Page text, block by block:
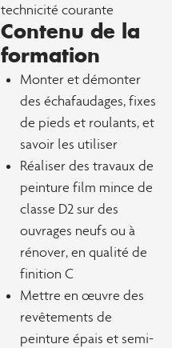
technicité courante
Contenu de la
formation
Monter et démonter
des échafaudages, fixes
de pieds et roulants, et
savoir les utiliser
Réaliser des travaux de
peinture film mince de
classe D2 sur des
ouvrages neufs ou à
rénover, en qualité de
finition C
Mettre en œuvre des
revêtements de
peinture épais et semi-